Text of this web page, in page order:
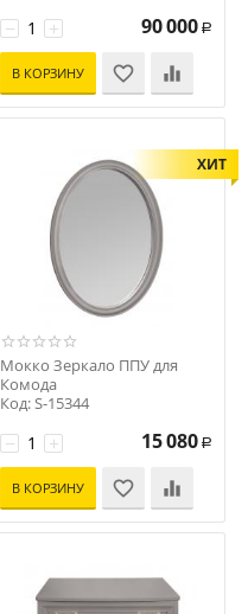
+
− 90 000 Р
В КОРЗИНУ
ХИТ
Мокко Зеркало ППУ для
Комода
Код: S-15344
+
− 15 080 Р
В КОРЗИНУ